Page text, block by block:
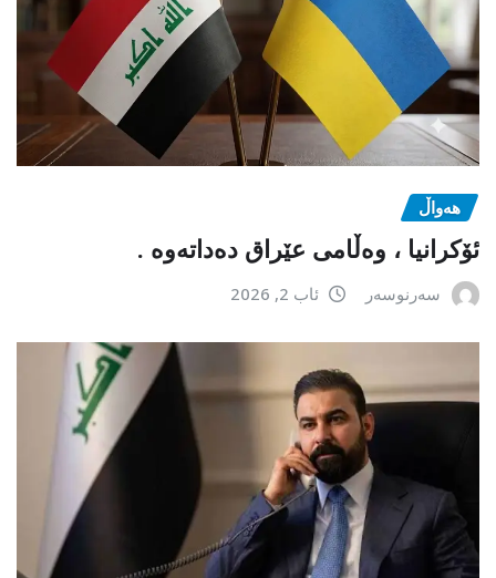
هەواڵ
ئۆکرانیا ، وەڵامی عێراق دەداتەوە .
سەرنوسەر ئاب 2, 2026